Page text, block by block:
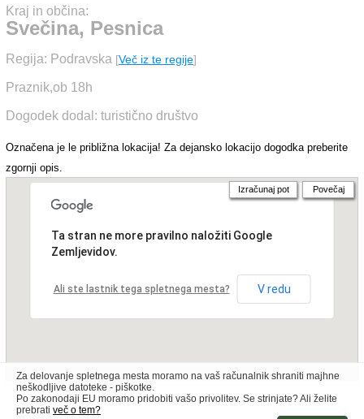
Kraj in občina:
Svečina, Pesnica
Regija: Podravska [Več iz te regije]
Praznik,ob 18h
Dogodek dodal: turistično društvo
Označena je le približna lokacija! Za dejansko lokacijo dogodka preberite
zgornji opis.
Ta stran ne more pravilno naložiti Google
Zemljevidov.
Ali ste lastnik tega spletnega mesta? V redu
Izračunaj pot Povečaj
Za delovanje spletnega mesta moramo na vaš računalnik shraniti majhne
neškodljive datoteke - piškotke.
Po zakonodaji EU moramo pridobiti vašo privolitev. Se strinjate? Ali želite
prebrati več o tem?